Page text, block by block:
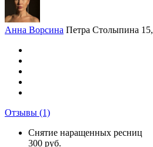
Анна Ворсина Петра Столыпина 15,
Отзывы (1)
Снятие наращенных ресниц
300 руб.